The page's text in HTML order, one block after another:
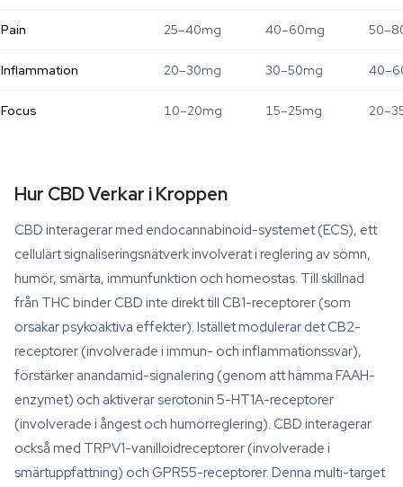
Pain 25–40mg 40–60mg
Inflammation 20–30mg 30–50mg
Focus 10–20mg 15–25mg
Hur CBD Verkar i Kroppen
CBD interagerar med endocannabinoid-systemet (ECS), ett
cellulärt signaliseringsnätverk involverat i reglering av sömn,
humör, smärta, immunfunktion och homeostas. Till skillnad
från THC binder CBD inte direkt till CB1-receptorer (som
orsakar psykoaktiva effekter). Istället modulerar det CB2-
receptorer (involverade i immun- och inflammationssvar),
förstärker anandamid-signalering (genom att hämma FAAH-
enzymet) och aktiverar serotonin 5-HT1A-receptorer
(involverade i ångest och humörreglering). CBD interagerar
också med TRPV1-vanilloidreceptorer (involverade i
smärtuppfattning) och GPR55-receptorer. Denna multi-target